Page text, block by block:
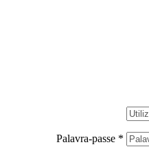
Palavra-passe *